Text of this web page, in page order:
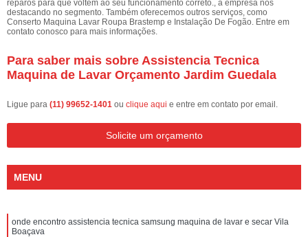
reparos para que voltem ao seu funcionamento correto., a empresa nos
destacando no segmento. Também oferecemos outros serviços, como
Conserto Maquina Lavar Roupa Brastemp e Instalação De Fogão. Entre em
contato conosco para mais informações.
Para saber mais sobre Assistencia Tecnica
Maquina de Lavar Orçamento Jardim Guedala
Ligue para (11) 99652-1401 ou clique aqui e entre em contato por email.
Solicite um orçamento
MENU
onde encontro assistencia tecnica samsung maquina de lavar e secar Vila
Boaçava